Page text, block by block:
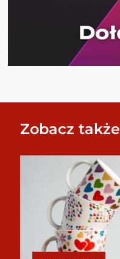
Zobacz także